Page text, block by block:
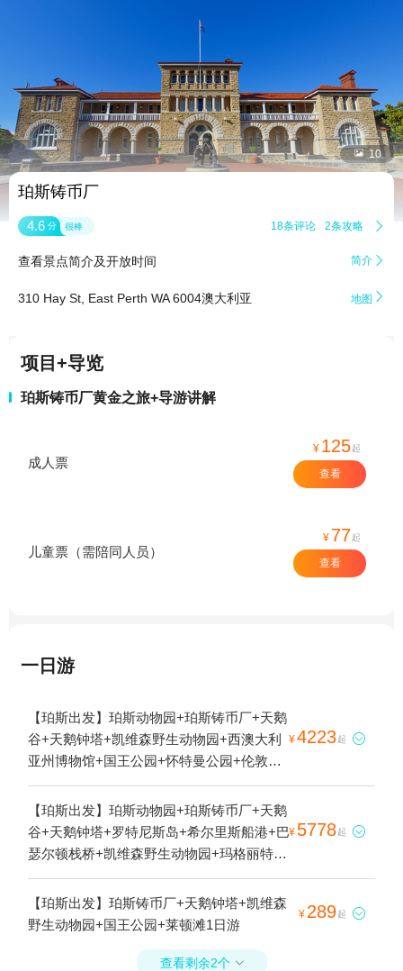
 10
珀斯铸币厂
4.6 分 很棒 18条评论 2条攻略 
查看景点简介及开放时间 简介 
310 Hay St, East Perth WA 6004澳大利亚 地图 
项目+导览
珀斯铸币厂黄金之旅+导游讲解
成人票
¥ 125起
查看
儿童票（需陪同人员）
¥ 77起
查看
一日游
【珀斯出发】珀斯动物园+珀斯铸币厂+天鹅
谷+天鹅钟塔+凯维森野生动物园+西澳大利
亚州博物馆+国王公园+怀特曼公园+伦敦街
+伊丽莎白码头+弗里曼特尔市场+珀斯会展
中心+斯卡伯勒海滩+赛特1日游
¥4223起 
【珀斯出发】珀斯动物园+珀斯铸币厂+天鹅
谷+天鹅钟塔+罗特尼斯岛+希尔里斯船港+巴
瑟尔顿栈桥+凯维森野生动物园+玛格丽特河
+Hippo's Yawn+国王公园+怀特曼公园+克劳
利边缘船屋+伦敦街+伊丽莎白码头+弗里曼
特尔市场+斯卡伯勒海滩+赛特1日游
¥ 5778起 
【珀斯出发】珀斯铸币厂+天鹅钟塔+凯维森
野生动物园+国王公园+莱顿滩1日游
¥ 289起 
查看剩余2个 